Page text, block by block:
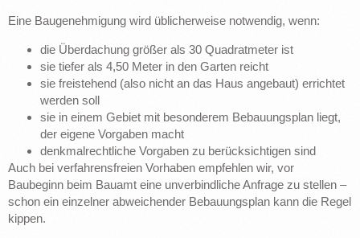
Eine Baugenehmigung wird üblicherweise notwendig, wenn:
die Überdachung größer als 30 Quadratmeter ist
sie tiefer als 4,50 Meter in den Garten reicht
sie freistehend (also nicht an das Haus angebaut) errichtet
werden soll
sie in einem Gebiet mit besonderem Bebauungsplan liegt,
der eigene Vorgaben macht
denkmalrechtliche Vorgaben zu berücksichtigen sind
Auch bei verfahrensfreien Vorhaben empfehlen wir, vor
Baubeginn beim Bauamt eine unverbindliche Anfrage zu stellen –
schon ein einzelner abweichender Bebauungsplan kann die Regel
kippen.